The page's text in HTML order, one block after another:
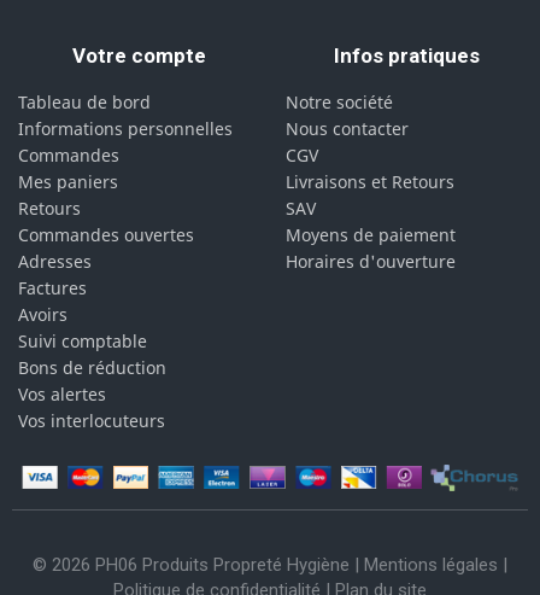
Votre compte
Tableau de bord
Informations personnelles
Commandes
Mes paniers
Retours
Commandes ouvertes
Adresses
Factures
Avoirs
Suivi comptable
Bons de réduction
Vos alertes
Vos interlocuteurs
Infos pratiques
Notre société
Nous contacter
CGV
Livraisons et Retours
SAV
Moyens de paiement
Horaires d'ouverture
© 2026 PH06 Produits Propreté Hygiène | Mentions légales |
Politique de confidentialité | Plan du site